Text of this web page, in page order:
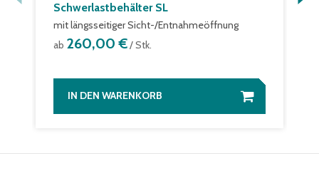
Schwerlastbehälter SL
mit längsseitiger Sicht-/Entnahmeöffnung
ab 260,00 €/ Stk.
IN DEN WARENKORB